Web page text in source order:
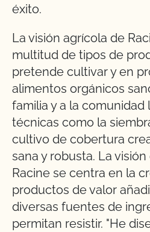
éxito.
La visión agrícola de
multitud de tipos de
pretende cultivar y en
alimentos orgánicos
familia y a la comunidad
técnicas como la
cultivo de cobertura
sana y robusta. La
Racine se centra en la
productos de valor
diversas fuentes de
permitan resistir. "He